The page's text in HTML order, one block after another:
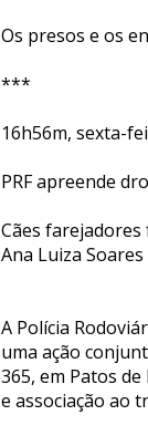
Os presos e os
***
16h56m, sexta-
PRF apreende
Cães
Ana Luiza Soares
A Polícia
uma ação
365, em Patos
e associação ao